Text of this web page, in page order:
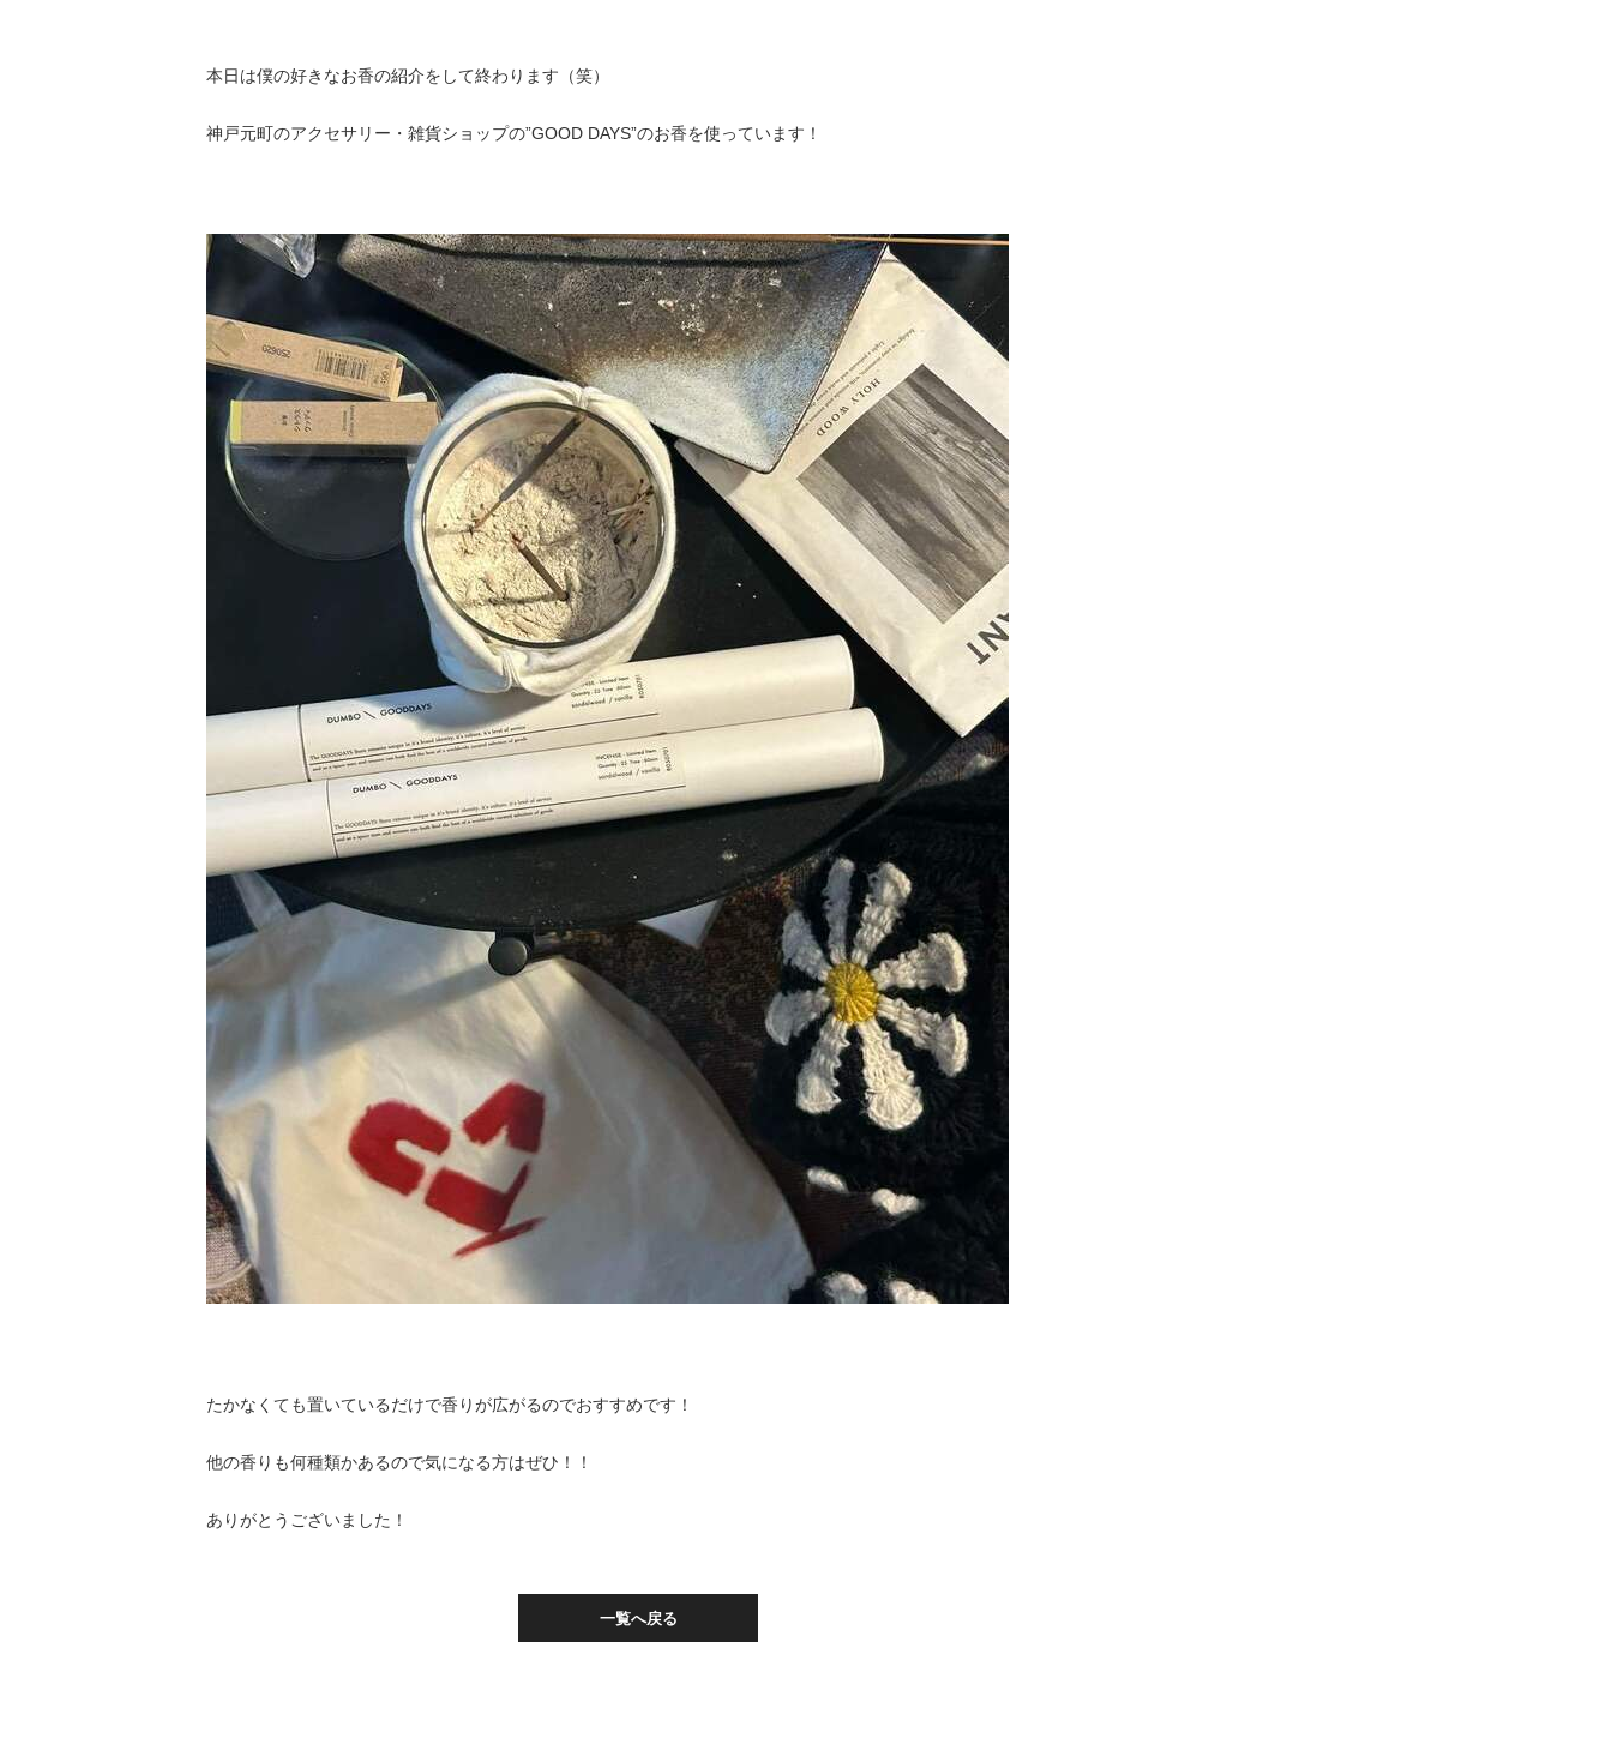
本日は僕の好きなお香の紹介をして終わります（笑）
神戸元町のアクセサリー・雑貨ショップの”GOOD DAYS”のお香を使っています！
たかなくても置いているだけで香りが広がるのでおすすめです！
他の香りも何種類かあるので気になる方はぜひ！！
ありがとうございました！
一覧へ戻る